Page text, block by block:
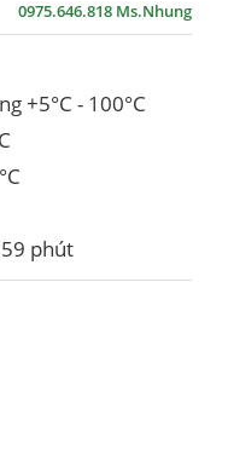
0975.646.818 Ms.Nhung
+5°C - 100°C
phút